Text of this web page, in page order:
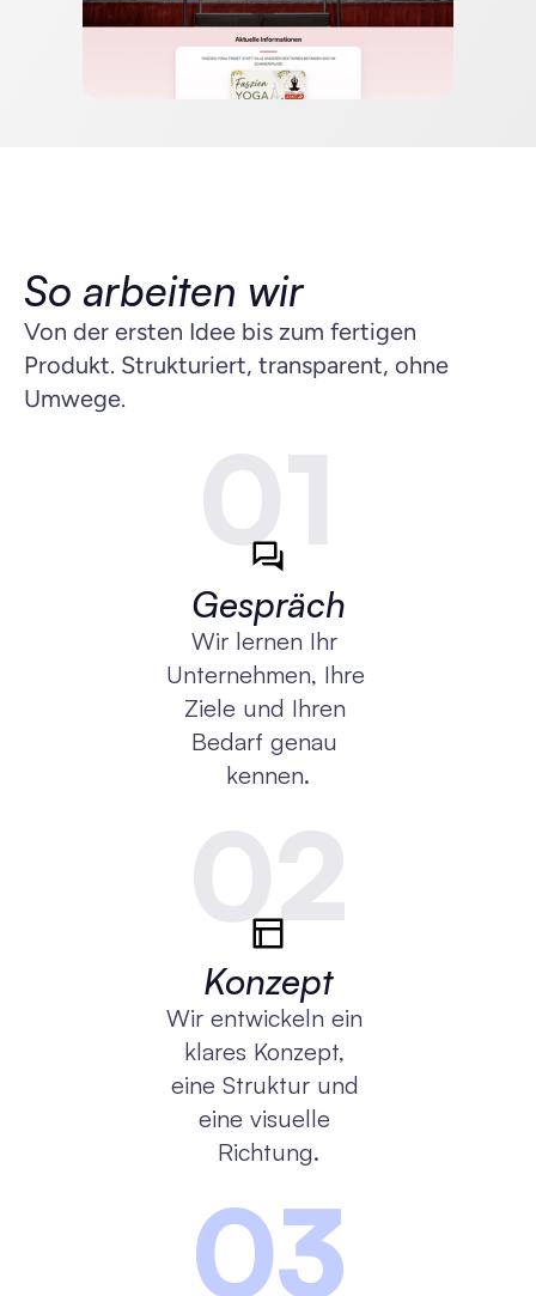
So arbeiten wir
Von der ersten Idee bis zum fertigen
Produkt. Strukturiert, transparent, ohne
Umwege.
01
Gespräch
Wir lernen Ihr
Unternehmen, Ihre
Ziele und Ihren
Bedarf genau
kennen.
02
Konzept
Wir entwickeln ein
klares Konzept,
eine Struktur und
eine visuelle
Richtung.
03